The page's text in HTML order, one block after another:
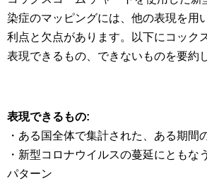
染症のマッピングには、他の表現を用
利点と欠点があります。以下にコック
表現できるもの、できないものを要約
表現できるもの:
・ある国全体で集計された、ある期間
・新型コロナウイルスの蔓延にともな
パターン